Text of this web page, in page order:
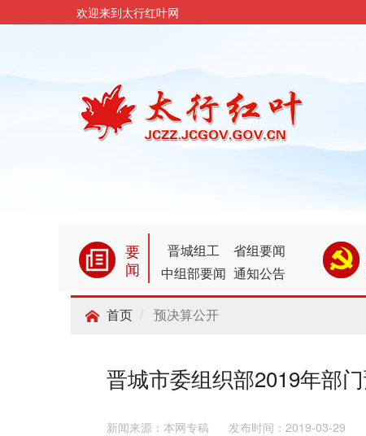
欢迎来到太行红叶网
要
闻
晋城组工
省组要闻
中组部要闻
通知公告
首页 预决算公开
晋城市委组织部2019年部
新闻来源：本网专稿 发布时间：2019-03-29